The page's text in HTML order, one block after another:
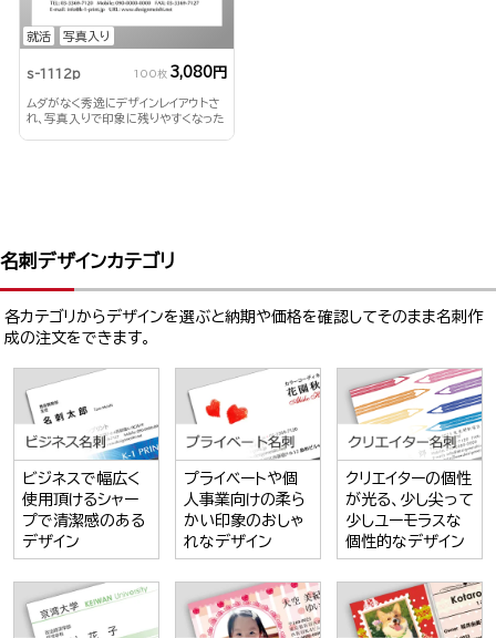
就活 写真入り
s-1112p 100枚 3,080円
ムダがなく秀逸にデザインレイアウトさ
れ、写真入りで印象に残りやすくなった
名刺デザインカテゴリ
各カテゴリからデザインを選ぶと納期や価格を確認してそのまま名刺作
成の注文をできます。
ビジネスで幅広く
使用頂けるシャー
プで清潔感のある
デザイン
プライベートや個
人事業向けの柔ら
かい印象のおしゃ
れなデザイン
クリエイターの個性
が光る、少し尖って
少しユーモラスな
個性的なデザイン